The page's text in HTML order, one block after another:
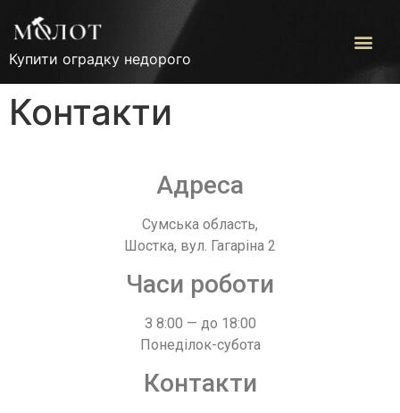
Купити оградку недорого
Контакти
Адреса
Сумська область,
Шостка, вул. Гагаріна 2
Часи роботи
З 8:00 — до 18:00
Понеділок-субота
Контакти